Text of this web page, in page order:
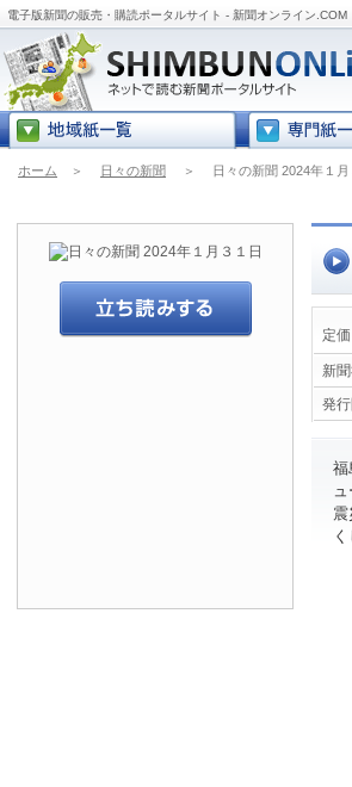
電子版新聞の販売・購読ポータルサイト - 新聞オンライン.COM
ホーム ＞ 日々の新聞 ＞ 日々の新聞 2024年１月
定価
新聞
発行
福